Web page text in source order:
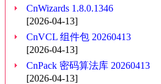
CnWizards 1.8.0.1346
[2026-04-13]
CnVCL 组件包 20260413
[2026-04-13]
CnPack 密码算法库 20260413
[2026-04-13]